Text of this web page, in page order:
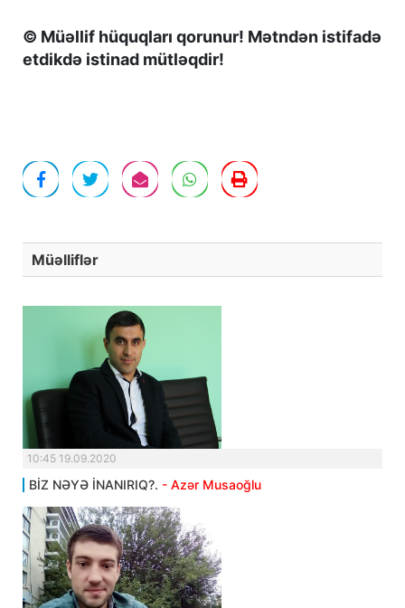
© Müəllif hüquqları qorunur! Mətndən istifadə
etdikdə istinad mütləqdir!
Müəlliflər
10:45 19.09.2020
BİZ NƏYƏ İNANIRIQ?. - Azər Musaoğlu